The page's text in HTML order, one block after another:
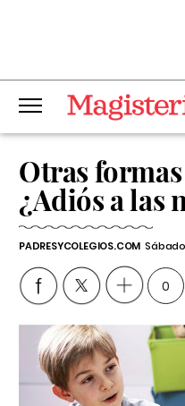
Otras
¿Adiós a las
PADRESYCOLEGIOS.COM
0